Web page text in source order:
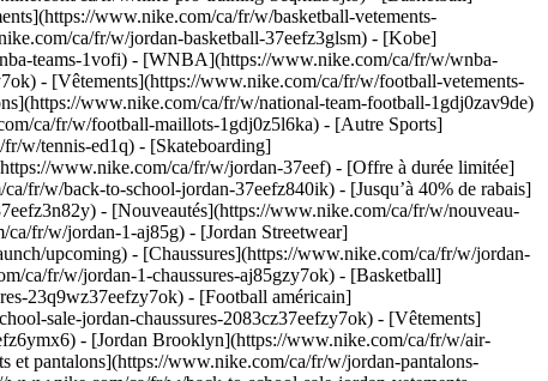
www.nike.com/ca/fr/w/basketball-vetements-
ca/fr/w/jordan-basketball-37eefz3glsm) - [Kobe]
teams-1vofi) - [WNBA](https://www.nike.com/ca/fr/w/wnba-
- [Vêtements](https://www.nike.com/ca/fr/w/football-vetements-
www.nike.com/ca/fr/w/national-team-football-1gdj0zav9de)
ca/fr/w/football-maillots-1gdj0z5l6ka) - [Autre Sports]
w/tennis-ed1q) - [Skateboarding]
www.nike.com/ca/fr/w/jordan-37eef) - [Offre à durée limitée]
fr/w/back-to-school-jordan-37eefz840ik) - [Jusqu’à 40% de rabais]
- [Nouveautés](https://www.nike.com/ca/fr/w/nouveau-
fr/w/jordan-1-aj85g) - [Jordan Streetwear]
upcoming) - [Chaussures](https://www.nike.com/ca/fr/w/jordan-
ca/fr/w/jordan-1-chaussures-aj85gzy7ok) - [Basketball]
23q9wz37eefzy7ok) - [Football américain]
sale-jordan-chaussures-2083cz37eefzy7ok) - [Vêtements]
- [Jordan Brooklyn](https://www.nike.com/ca/fr/w/air-
et pantalons](https://www.nike.com/ca/fr/w/jordan-pantalons-